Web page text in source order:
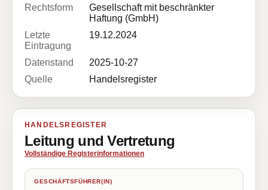
Rechtsform
Gesellschaft mit beschränkter
Haftung (GmbH)
Letzte
Eintragung
19.12.2024
Datenstand
2025-10-27
Quelle
Handelsregister
HANDELSREGISTER
Leitung und Vertretung
Vollständige Registerinformationen
GESCHÄFTSFÜHRER(IN)